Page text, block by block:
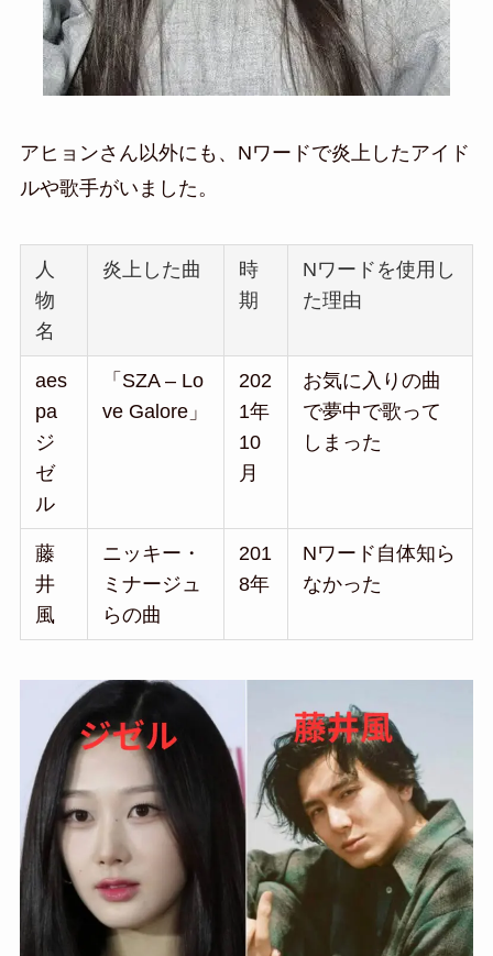
アヒョンさん以外にも、Nワードで炎上したアイド
ルや歌手がいました。
人
物
名
炎上した曲
時
期
Nワードを使用し
た理由
aes
pa
ジ
ゼ
ル
「SZA – Lo
ve Galore」
202
1年
10
月
お気に入りの曲
で夢中で歌って
しまった
藤
井
風
ニッキー・
ミナージュ
らの曲
201
8年
Nワード自体知ら
なかった